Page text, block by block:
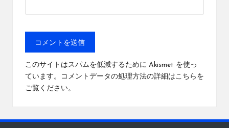
このサイトはスパムを低減するために Akismet を使っ
ています。
コメントデータの処理方法の詳細はこちらを
ご覧ください。